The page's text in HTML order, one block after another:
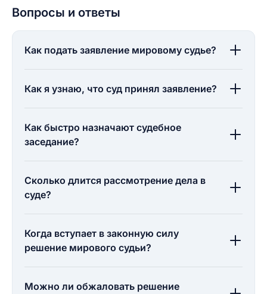
Вопросы и ответы
Как подать заявление мировому судье?
Как я узнаю, что суд принял заявление?
Как быстро назначают судебное
заседание?
Сколько длится рассмотрение дела в
суде?
Когда вступает в законную силу
решение мирового судьи?
Можно ли обжаловать решение